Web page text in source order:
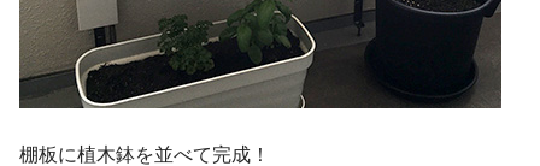
棚板に植木鉢を並べて完成！